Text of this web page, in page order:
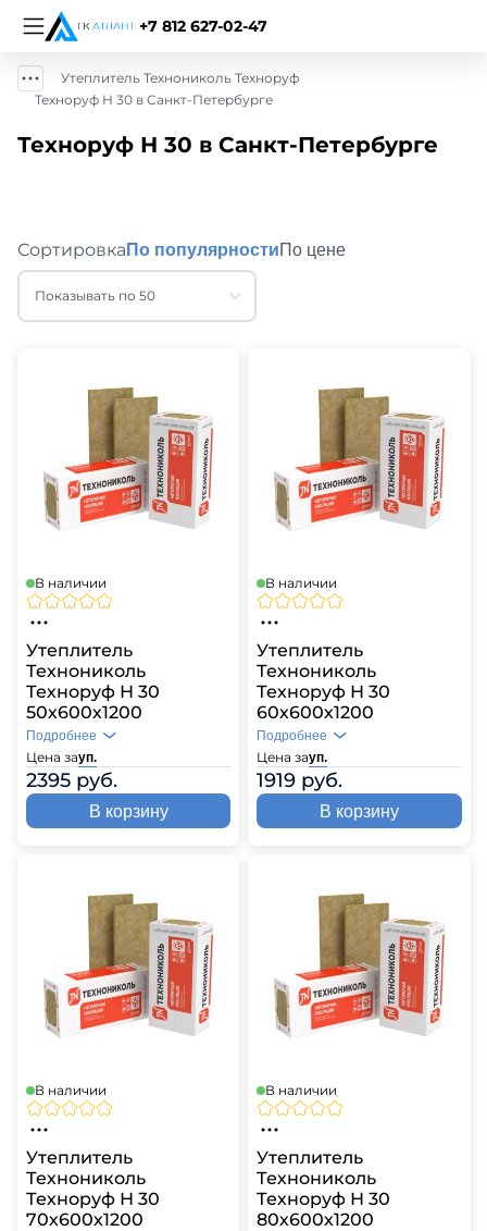
+7 812 627-02-47
Утеплитель Технониколь Техноруф
Техноруф Н 30 в Санкт-Петербурге
Техноруф Н 30 в Санкт-Петербурге
Сортировка По популярностиПо цене
Показывать по 50
В наличии
Утеплитель
Технониколь
Техноруф Н 30
50х600х1200
Цена зауп.
2395 руб.
Подробнее
В корзину
В наличии
Утеплитель
Технониколь
Техноруф Н 30
60х600х1200
Цена зауп.
1919 руб.
Подробнее
В корзину
В наличии
Утеплитель
Технониколь
Техноруф Н 30
70х600х1200
В наличии
Утеплитель
Технониколь
Техноруф Н 30
80х600х1200